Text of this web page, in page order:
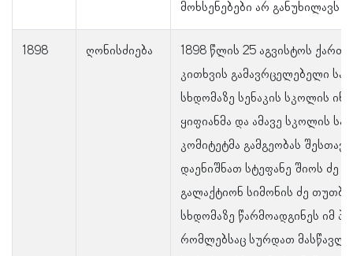
მოხსენებები არ განუხილავს.
1898 ღონისძიება
1898 წლის 25 აგვისტოს
კითხვის გამავრცელებელი
სხდომაზე სენაკის სკოლის
ყიფიანმა და ამავე სკოლის
კომიტეტმა გამგეობას
დაენიშნათ სტეფანე შიოს ძე
გალაქტიონ სიმონის ძე
სხდომაზე წარმოადგინეს იმ
რომლებსაც სურდათ